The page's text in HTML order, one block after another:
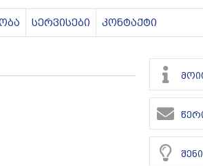
სერვისები კონტაქტი